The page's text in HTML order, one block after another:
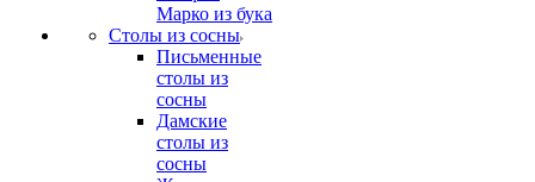
Марко из бука
Столы из сосны
Письменные
столы из
сосны
Дамские
столы из
сосны